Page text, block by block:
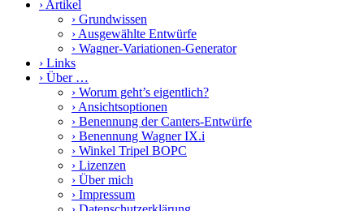
› Artikel
› Grundwissen
› Ausgewählte Entwürfe
› Wagner-Variationen-Generator
› Links
› Über …
› Worum geht’s eigentlich?
› Ansichtsoptionen
› Benennung der Canters-Entwürfe
› Benennung Wagner IX.i
› Winkel Tripel BOPC
› Lizenzen
› Über mich
› Impressum